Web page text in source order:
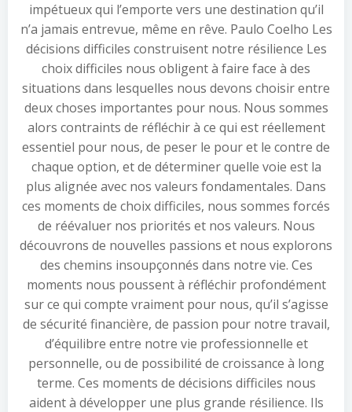
impétueux qui l’emporte vers une destination qu’il
n’a jamais entrevue, même en rêve. Paulo Coelho Les
décisions difficiles construisent notre résilience Les
choix difficiles nous obligent à faire face à des
situations dans lesquelles nous devons choisir entre
deux choses importantes pour nous. Nous sommes
alors contraints de réfléchir à ce qui est réellement
essentiel pour nous, de peser le pour et le contre de
chaque option, et de déterminer quelle voie est la
plus alignée avec nos valeurs fondamentales. Dans
ces moments de choix difficiles, nous sommes forcés
de réévaluer nos priorités et nos valeurs. Nous
découvrons de nouvelles passions et nous explorons
des chemins insoupçonnés dans notre vie. Ces
moments nous poussent à réfléchir profondément
sur ce qui compte vraiment pour nous, qu’il s’agisse
de sécurité financière, de passion pour notre travail,
d’équilibre entre notre vie professionnelle et
personnelle, ou de possibilité de croissance à long
terme. Ces moments de décisions difficiles nous
aident à développer une plus grande résilience. Ils